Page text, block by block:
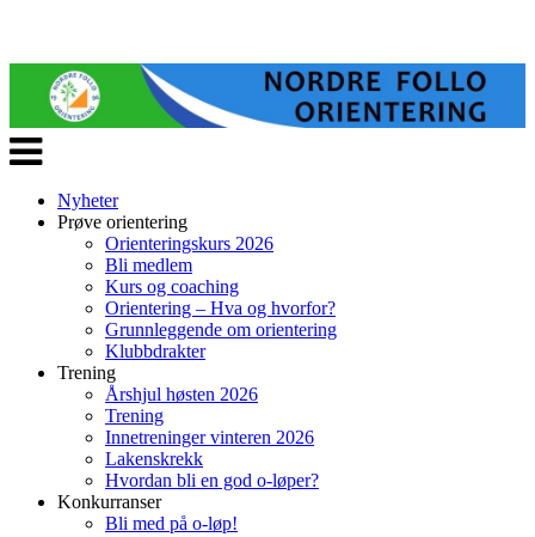
Veksle
navigasjon
Nyheter
Prøve orientering
Orienteringskurs 2026
Bli medlem
Kurs og coaching
Orientering – Hva og hvorfor?
Grunnleggende om orientering
Klubbdrakter
Trening
Årshjul høsten 2026
Trening
Innetreninger vinteren 2026
Lakenskrekk
Hvordan bli en god o-løper?
Konkurranser
Bli med på o-løp!